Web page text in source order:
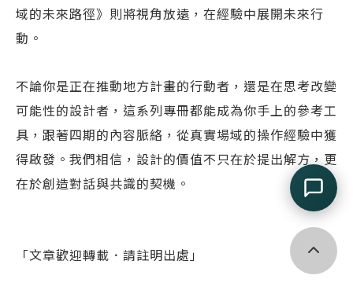
域的未來路徑》則將視角放遠，在經驗中展開未來行
動。
不論你是正在推動地方計畫的行動者，還是在思考改變
可能性的設計者，這系列專冊都能成為你手上的參考工
具，跟著四期的內容脈絡，從真實場域的操作經驗中獲
得啟發。我們相信，設計的價值不只在於提出解方，更
在於創造對話與共識的契機。
「文章歡迎轉載．請註明出處」
回到頂端